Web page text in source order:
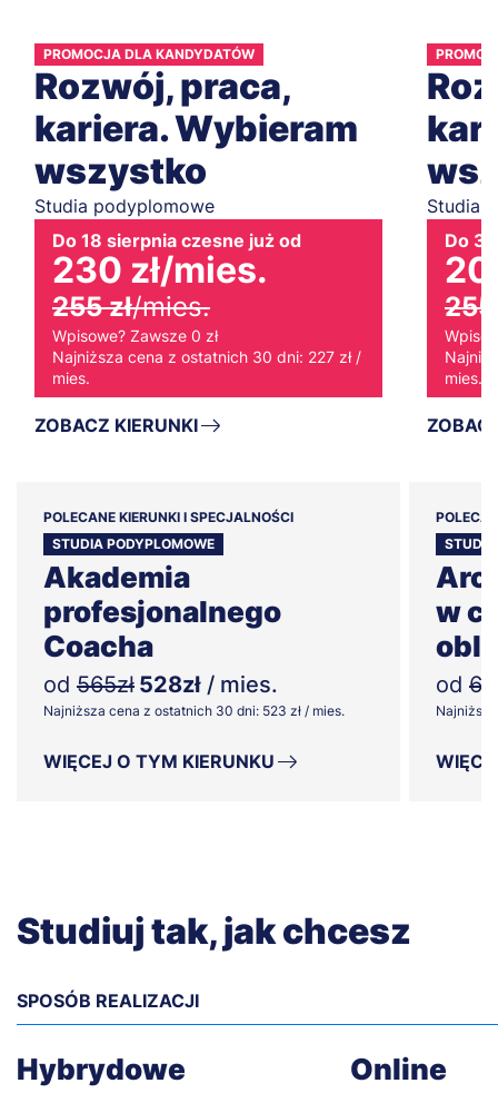
PROMOCJA DLA KANDYDATÓW
Rozwój, praca,
kariera. Wybieram
wszystko
Studia podyplomowe
Do 18 sierpnia czesne już od
230 zł/mies.
255 zł/mies.
Wpisowe? Zawsze 0 zł
Najniższa cena z ostatnich 30 dni: 227 zł /
mies.
ZOBACZ KIERUNKI
Studia
Do
255
mies.
POLECANE KIERUNKI I SPECJALNOŚCI
STUDIA PODYPLOMOWE
Akademia
profesjonalnego
Coacha
od 565zł 528zł / mies.
Najniższa cena z ostatnich 30 dni: 523 zł / mies.
WIĘCEJ O TYM KIERUNKU
STUDIA
w
od
Studiuj tak, jak chcesz
SPOSÓB REALIZACJI
Hybrydowe Online